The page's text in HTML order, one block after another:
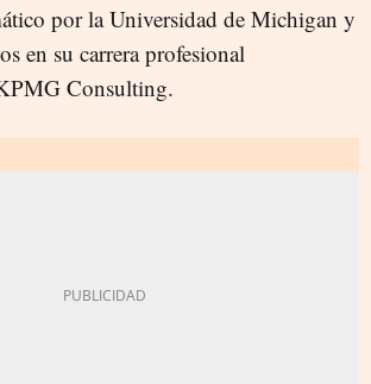
por la Universidad de Michigan y
en su carrera profesional
Consulting.